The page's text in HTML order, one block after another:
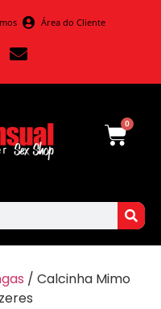
Área do Cliente
0
/ Calcinha Mimo